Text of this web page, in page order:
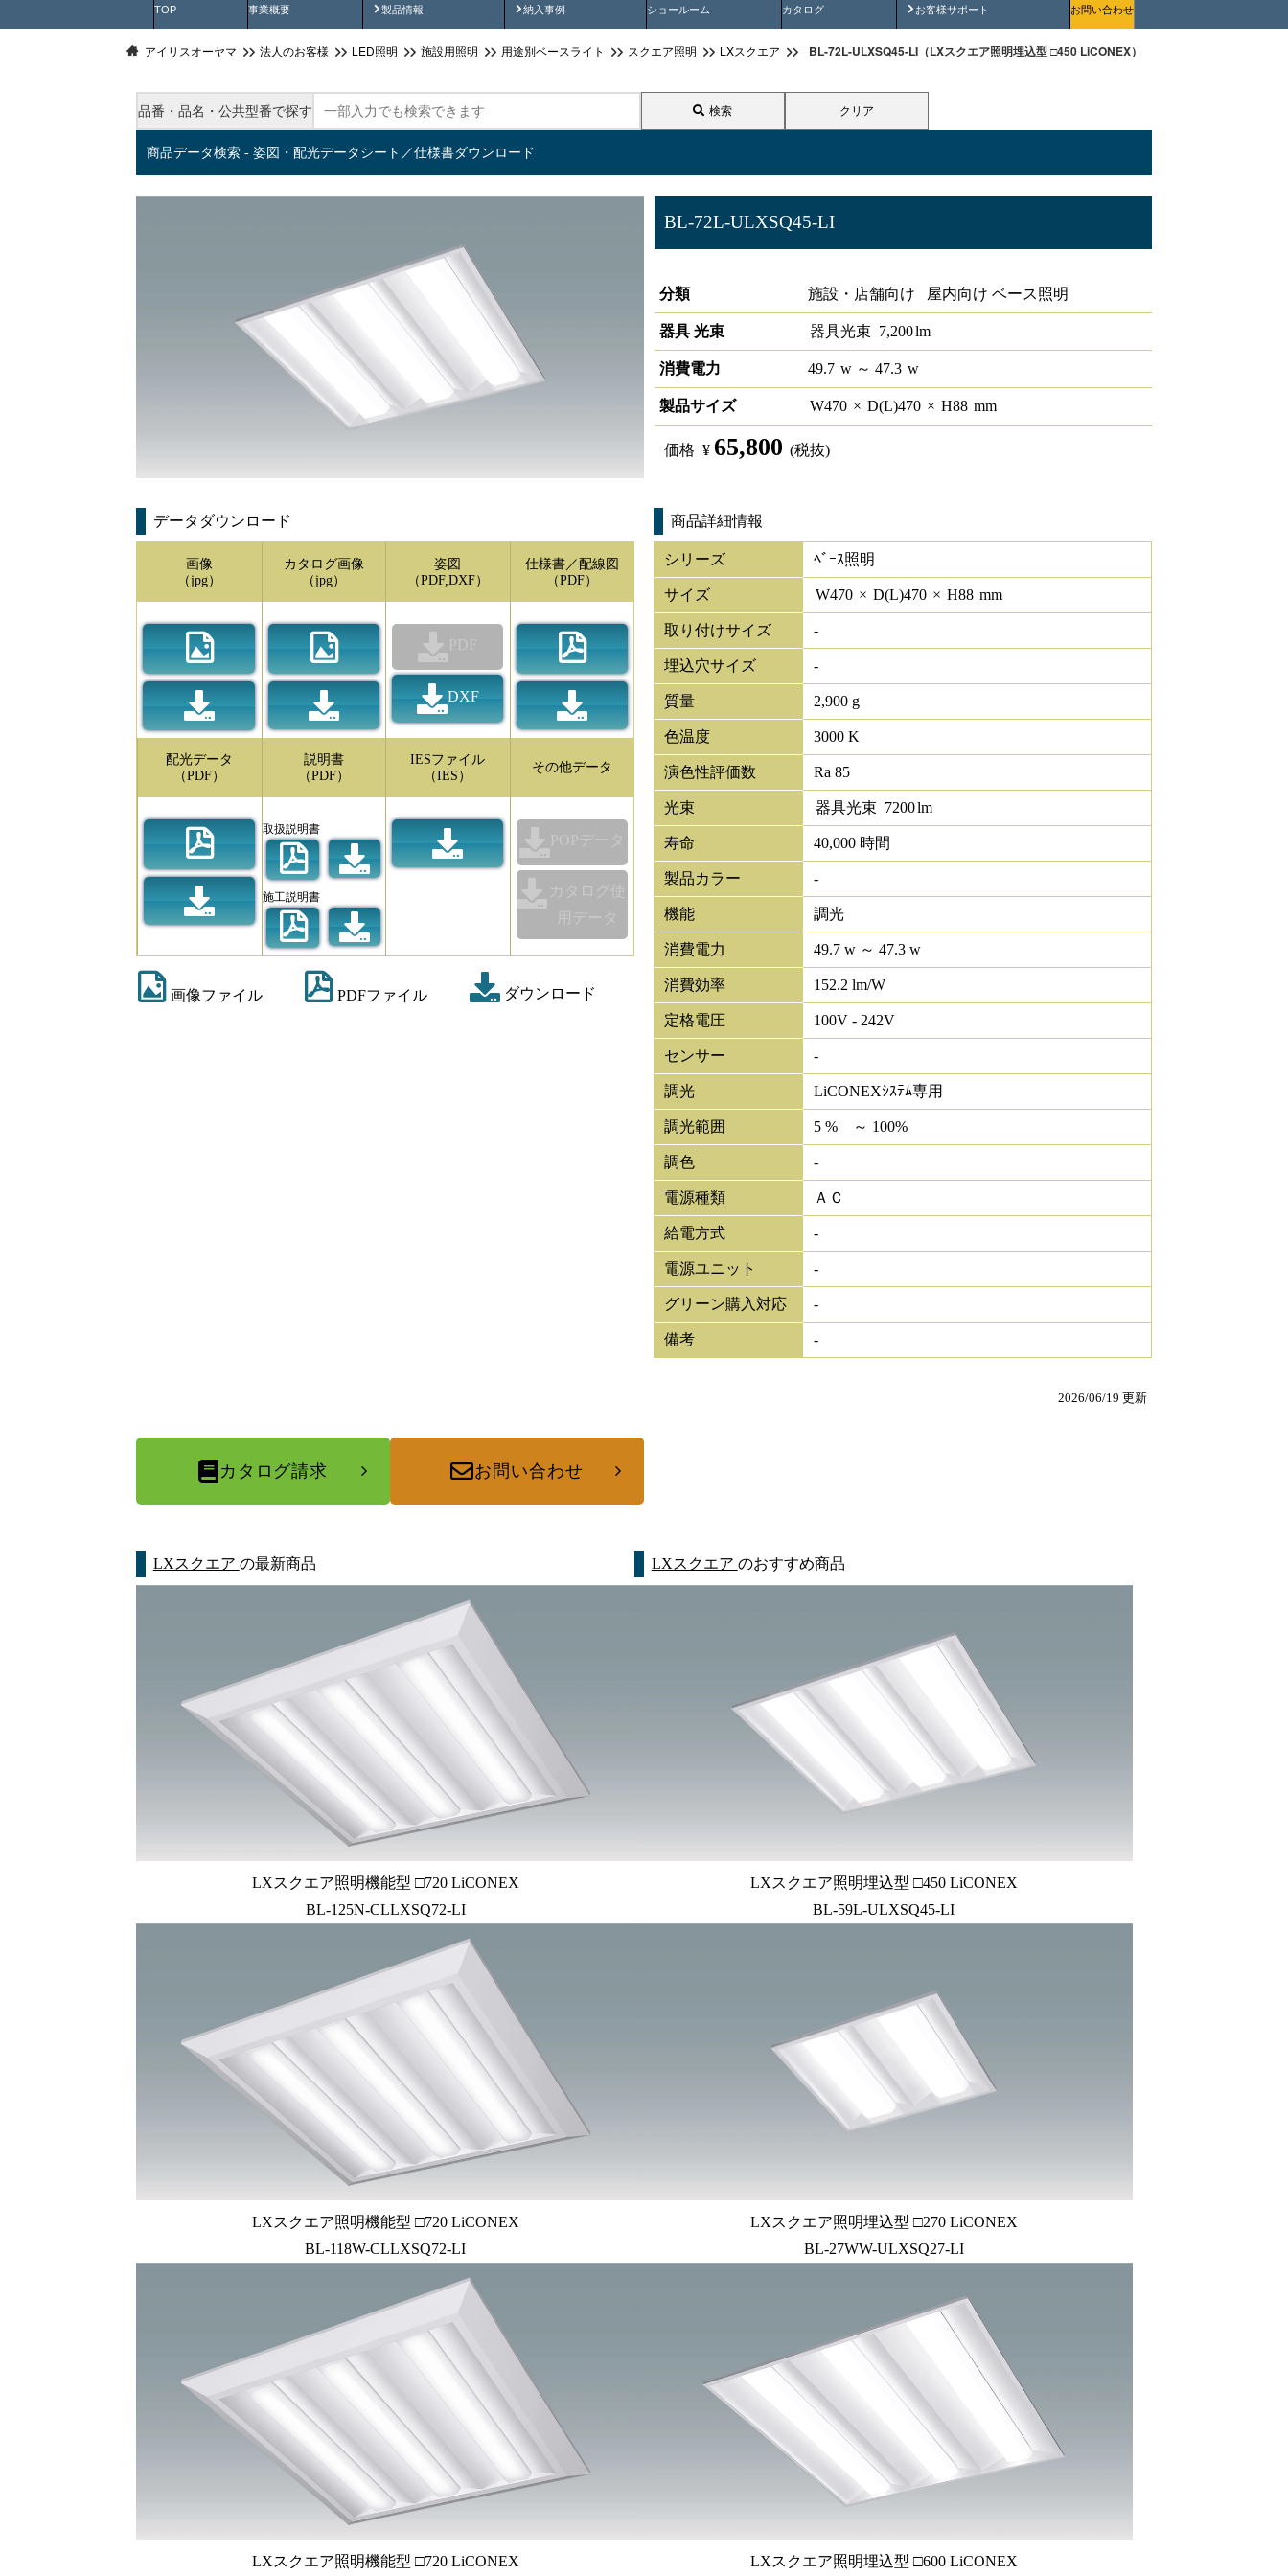
TOP 事業概要 製品情報
製品動画 納入事例
納入事例動画 ショールーム カタログ お客様サポート
安全にご使用いただくためにお問い合わせ
アイリスオーヤマ 法人のお客様 LED照明 施設用照明 用途別ベースライト スクエア照明 LXスクエア BL-72L-ULXSQ45-LI（LXスクエア照明埋込型 □450 LiCONEX）
品番・品名・公共型番で探す 検索 クリア
商品データ検索 - 姿図・配光データシート／仕様書ダウンロード
BL-72L-ULXSQ45-LI
分類
施設・店舗向け 屋内向け ベース照明
器具 光束 器具光束 7,200lm
消費電力 49.7 w ～ 47.3 w
製品サイズ W470 × D(L)470 × H88 mm
価格 ¥ 65,800 (税抜)
データダウンロード
画像
（jpg）
カタログ画像
（jpg）
姿図
（PDF,DXF）
PDF
DXF
仕様書／配線図
（PDF）
配光データ
（PDF）
説明書
（PDF）
取扱説明書
施工説明書
IESファイル
（IES）
その他データ
POPデータ
カタログ使
用データ
画像ファイル PDFファイル ダウンロード
商品詳細情報
シリーズ ﾍﾞｰｽ照明
サイズ W470 × D(L)470 × H88 mm
取り付けサイズ -
埋込穴サイズ -
質量 2,900 g
色温度 3000 K
演色性評価数 Ra 85
光束 器具光束 7200lm
寿命 40,000 時間
製品カラー -
機能 調光
消費電力 49.7 w ～ 47.3 w
消費効率 152.2 lm/W
定格電圧 100V - 242V
センサー -
調光 LiCONEXｼｽﾃﾑ専用
調光範囲 5 % ～ 100%
調色 -
電源種類 ＡＣ
給電方式 -
電源ユニット -
グリーン購入対応 -
備考 -
2026/06/19 更新
カタログ請求 お問い合わせ
LXスクエア の最新商品
LXスクエア照明機能型 □720 LiCONEX
BL-125N-CLLXSQ72-LI
LXスクエア照明機能型 □720 LiCONEX
BL-118W-CLLXSQ72-LI
LXスクエア照明機能型 □720 LiCONEX
LXスクエア のおすすめ商品
LXスクエア照明埋込型 □450 LiCONEX
BL-59L-ULXSQ45-LI
LXスクエア照明埋込型 □270 LiCONEX
BL-27WW-ULXSQ27-LI
LXスクエア照明埋込型 □600 LiCONEX